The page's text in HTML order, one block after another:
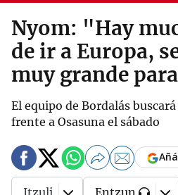
Nyom: "Hay
de ir a Europa,
muy grande
El equipo de Bordalás
frente a Osasuna el sábado
Itzuli Entzun